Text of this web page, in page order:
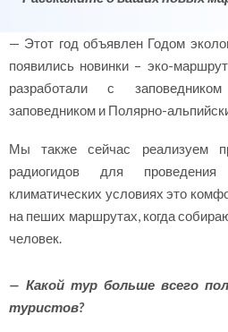
— Этот год объявлен Годом
появились новинки – эко-
разработали с
заповедником и Полярно-
Мы также сейчас реализуем
радиогидов для
климатических условиях это
на пеших маршрутах, когда
человек.
— Какой тур больше всего
туристов?